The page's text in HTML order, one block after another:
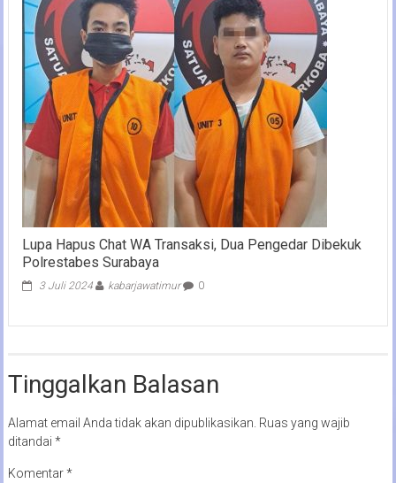
Lupa Hapus Chat WA Transaksi, Dua Pengedar Dibekuk
Polrestabes Surabaya
3 Juli 2024 kabarjawatimur 0
Tinggalkan Balasan
Alamat email Anda tidak akan dipublikasikan. Ruas yang wajib
ditandai *
Komentar*